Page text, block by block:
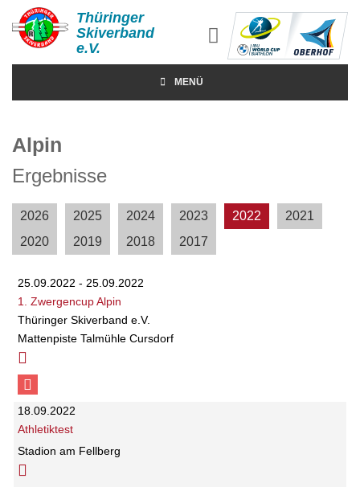
Thüringer
Skiverband
e.V.
MENÜ
Alpin
Ergebnisse
2026 2025 2024 2023 2022
2021
2020
2019 2018 2017
25.09.2022 - 25.09.2022
1. Zwergencup Alpin
Thüringer Skiverband e.V.
Mattenpiste Talmühle Cursdorf
18.09.2022
Athletiktest
Stadion am Fellberg